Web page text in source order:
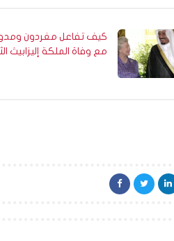
كيف تفاعل مغردون
مع وفاة الملكة إليزابيث